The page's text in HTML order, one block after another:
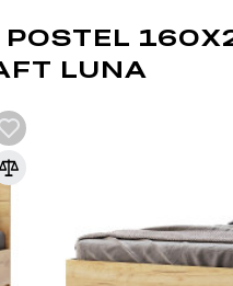
POSTEL
LUNA